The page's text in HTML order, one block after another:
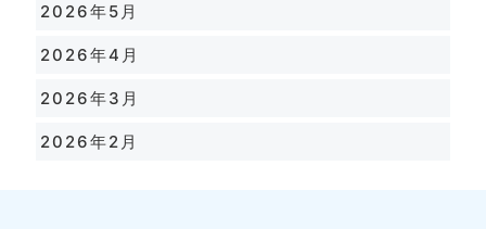
2026年5月
2026年4月
2026年3月
2026年2月